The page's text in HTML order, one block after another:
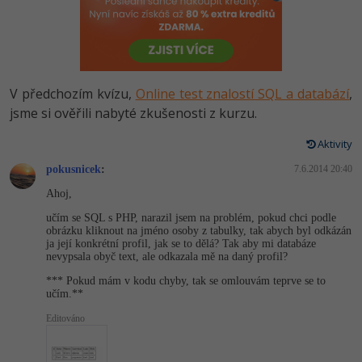
HTML5, CSS3, Bootstrap, SEO
SQL a databáze
Testování a verzování
Spring
ASP.NET MVC
Django
JavaScript
Python
MySQL/MariaDB
MS-SQL
SQLite
Vývojář mobilních aplikací
Specialista na AI a bigdata
C# Game developer
Webdesigner
Tester
Grafik / UX/UI návrhář
3D grafik
Projektový manažer
Databázový analytik
Python -80%
JavaScript -80%
PHP
-80%
Swift
C -80%
VB.NET
SQL
Návrh SW
V předchozím kvízu, Online test znalostí SQL a databází,
jsme si ověřili nabyté zkušenosti z kurzu.
Aktivity
pokusnicek: 7.6.2014 20:40
Ahoj,
učím se SQL s PHP, narazil jsem na problém, pokud chci podle
obrázku kliknout na jméno osoby z tabulky, tak abych byl odkázán
ja její konkrétní profil, jak se to dělá? Tak aby mi databáze
nevypsala obyč text, ale odkazala mě na daný profil?
*** Pokud mám v kodu chyby, tak se omlouvám teprve se to
učím.**
Editováno